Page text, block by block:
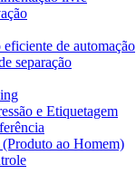
de automação
separação
e Etiquetagem
ao Homem)